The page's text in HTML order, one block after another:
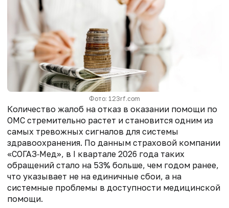
Фото: 123rf.com
Количество жалоб на отказ в оказании помощи по
ОМС стремительно растет и становится одним из
самых тревожных сигналов для системы
здравоохранения. По данным страховой компании
«СОГАЗ‑Мед», в I квартале 2026 года таких
обращений стало на 53% больше, чем годом ранее,
что указывает не на единичные сбои, а на
системные проблемы в доступности медицинской
помощи.